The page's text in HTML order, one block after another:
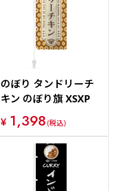
のぼり タンドリーチ
キン のぼり旗 XSXP
¥ 1,398(税込)